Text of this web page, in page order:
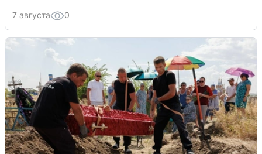
7 августа 0